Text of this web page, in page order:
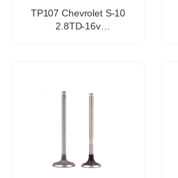
TP107 Chevrolet S-10
2.8TD-16v